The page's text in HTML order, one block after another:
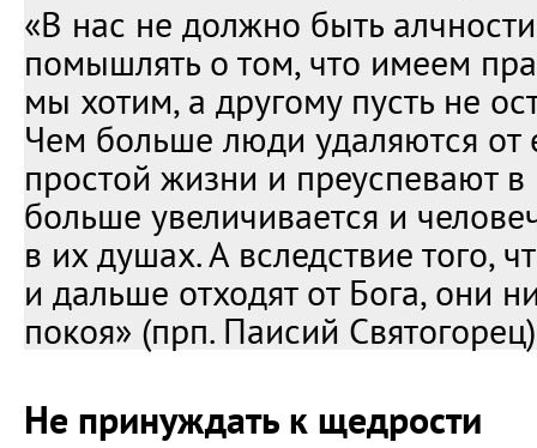
«В нас не должно быть
помышлять о том, что имеем
мы хотим, а другому пусть не
Чем больше люди удаляются от
простой жизни и преуспевают
больше увеличивается и
в их душах. А вследствие того,
и дальше отходят от Бога, они
покоя» (прп. Паисий
Не принуждать к щедрости